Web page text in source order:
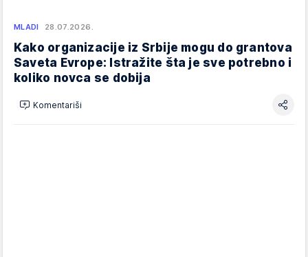
MLADI 28.07.2026.
Kako organizacije iz Srbije mogu do grantova
Saveta Evrope: Istražite šta je sve potrebno i
koliko novca se dobija
Komentariši